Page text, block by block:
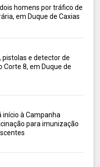
homens por tráfico de
em Duque de Caxias
e detector de
Corte 8, em Duque de
início à Campanha
para imunização